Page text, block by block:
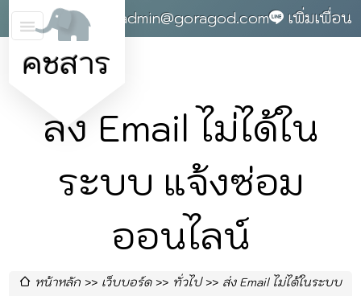
คชสาร
0868142004 admin@goragod.com เพิ่มเพื่อน
ส่ง Email ไม่ได้ใน
ระบบ แจ้งซ่อม
ออนไลน์
หน้าหลัก เว็บบอร์ด ทั่วไป
ส่ง Email ไม่ได้ในระบบ